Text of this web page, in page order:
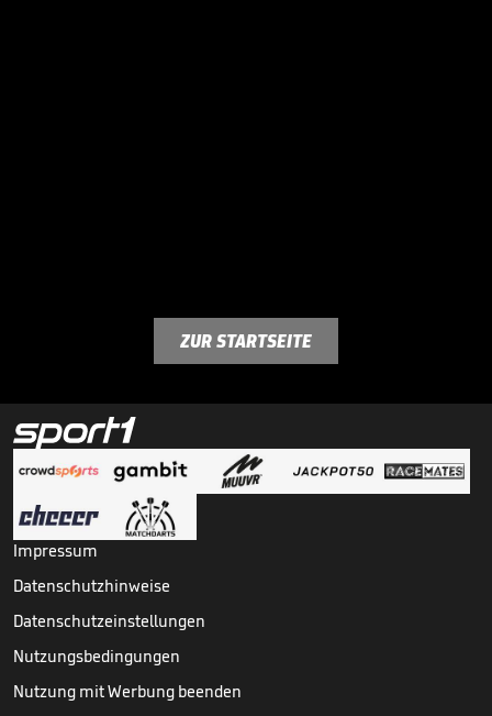
ZUR STARTSEITE
Impressum
Datenschutzhinweise
Datenschutzeinstellungen
Nutzungsbedingungen
Nutzung mit Werbung beenden